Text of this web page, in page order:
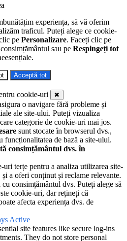
experiența, să vă oferim
traficul. Puteți alege ce cookie-
pe Personalizare. Faceți clic pe
sau pe Respingeți tot
Acceptă tot
cookie-uri
✖
o navigare fără probleme și
ale site-ului. Puteți vizualiza
categorie de cookie-uri mai jos.
sunt stocate în browserul dvs.,
funcționalitatea de bază a site-ului.
consimțământul dvs. în
uri terțe pentru a analiza utilizarea site-
a oferi conținut și reclame relevante.
consimțământul dvs. Puteți alege să
cookie-uri, dar rețineți că
afecta experiența dvs. de
Active
site features like secure log-ins
They do not store personal